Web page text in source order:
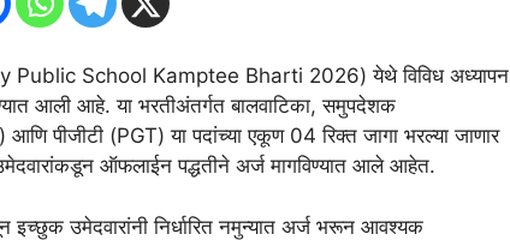
Public School Kamptee Bharti 2026) येथे विविध अध्यापन
आली आहे. या भरतीअंतर्गत बालवाटिका, समुपदेशक
पीजीटी (PGT) या पदांच्या एकूण 04 रिक्त जागा भरल्या जाणार
ऑफलाईन पद्धतीने अर्ज मागविण्यात आले आहेत.
इच्छुक उमेदवारांनी निर्धारित नमुन्यात अर्ज भरून आवश्यक